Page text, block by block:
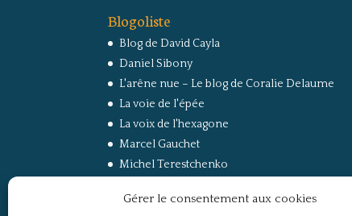
Gérer le consentement aux cookies
Blogoliste
Blog de David Cayla
Daniel Sibony
L'arêne nue – Le blog de Coralie Delaume
La voie de l'épée
La voix de l'hexagone
Marcel Gauchet
Michel Terestchenko
RussEurope – Le Carnet de Jacques Sapir sur la